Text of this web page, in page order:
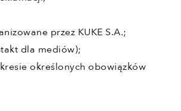
przez KUKE S.A.;
dla mediów);
określonych obowiązków